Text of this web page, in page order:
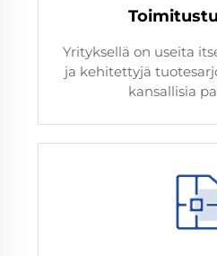
Yrityksellä on useita
ja kehitettyjä
kansallisia